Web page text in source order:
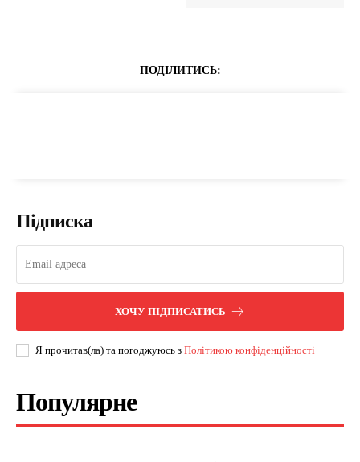
ПОДІЛИТИСЬ:
Підписка
ХОЧУ ПІДПИСАТИСЬ
Я прочитав(ла) та погоджуюсь з Політикою конфіденційності
Популярне